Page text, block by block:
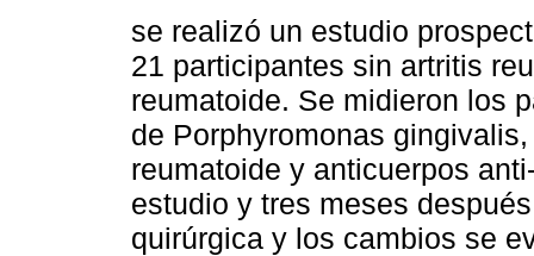
se realizó un estudio
21 participantes sin artritis
reumatoide. Se midieron los
de Porphyromonas
reumatoide y anticuerpos
estudio y tres meses
quirúrgica y los cambios se